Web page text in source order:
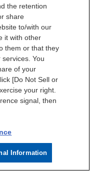
ン・異物解析
製造装置部材から
の抽出物・溶出物
評価
クリーンルーム
クリーンルームエ
アのケミカル汚染
the retention
share
to/with our
it with other
them or that they
You
of your
[Do Not Sell or
your right.
signal, then
Information